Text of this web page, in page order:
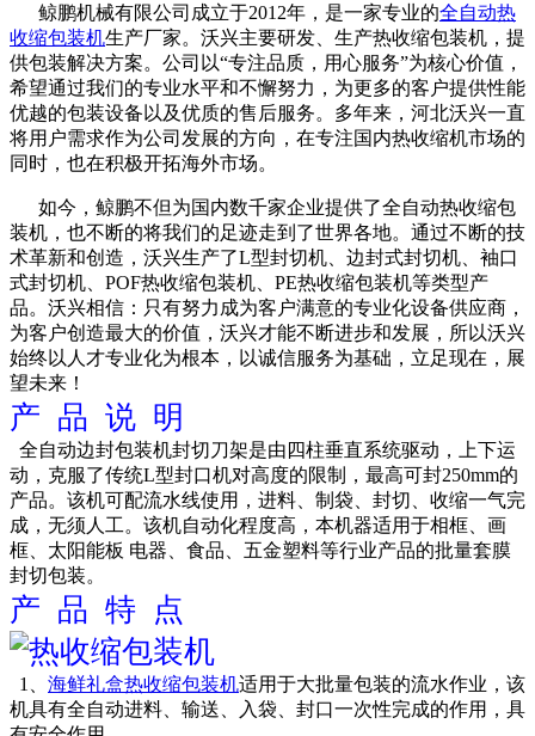
鲸鹏机械有限公司成立于2012年，是一家专业的全自动热
收缩包装机生产厂家。沃兴主要研发、生产热收缩包装机，提
供包装解决方案。公司以“专注品质，用心服务”为核心价值，
希望通过我们的专业水平和不懈努力，为更多的客户提供性能
优越的包装设备以及优质的售后服务。多年来，河北沃兴一直
将用户需求作为公司发展的方向，在专注国内热收缩机市场的
同时，也在积极开拓海外市场。
如今，鲸鹏不但为国内数千家企业提供了全自动热收缩包
装机，也不断的将我们的足迹走到了世界各地。通过不断的技
术革新和创造，沃兴生产了L型封切机、边封式封切机、袖口
式封切机、POF热收缩包装机、PE热收缩包装机等类型产
品。沃兴相信：只有努力成为客户满意的专业化设备供应商，
为客户创造最大的价值，沃兴才能不断进步和发展，所以沃兴
始终以人才专业化为根本，以诚信服务为基础，立足现在，展
望未来！
产 品 说 明
全自动边封包装机封切刀架是由四柱垂直系统驱动，上下运
动，克服了传统L型封口机对高度的限制，最高可封250mm的
产品。该机可配流水线使用，进料、制袋、封切、收缩一气完
成，无须人工。该机自动化程度高，本机器适用于相框、画
框、太阳能板 电器、食品、五金塑料等行业产品的批量套膜
封切包装。
产 品 特 点
1、 海鲜礼盒热收缩包装机适用于大批量包装的流水作业，该
机具有全自动进料、输送、入袋、封口一次性完成的作用，具